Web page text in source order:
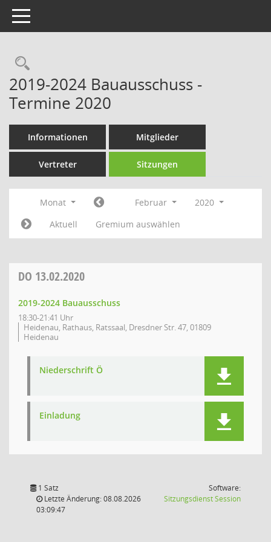
Toggle navigation
Rechercheauswahl
2019-2024 Bauausschuss -
Termine 2020
Informationen Mitglieder
Vertreter Sitzungen
Monat Februar
2020
Aktuell
Gremium auswählen
DO 13.02.2020
2019-2024 Bauausschuss
18:30-21:41 Uhr
Heidenau, Rathaus, Ratssaal, Dresdner Str. 47, 01809
Heidenau
Niederschrift Ö
Einladung
1 Satz
Letzte Änderung: 08.08.2026
03:09:47
Software:
SitzungsdienstSession(Wird in